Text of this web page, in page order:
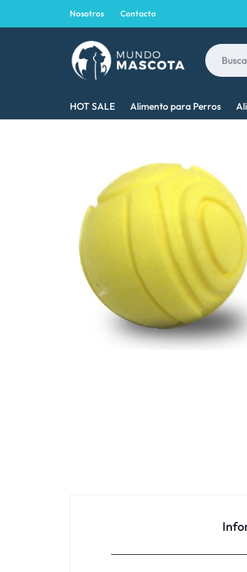
Nosotros Contacto
MASCOTA
MEJOR
MASCOTA
HOT SALE Alimento para Perros